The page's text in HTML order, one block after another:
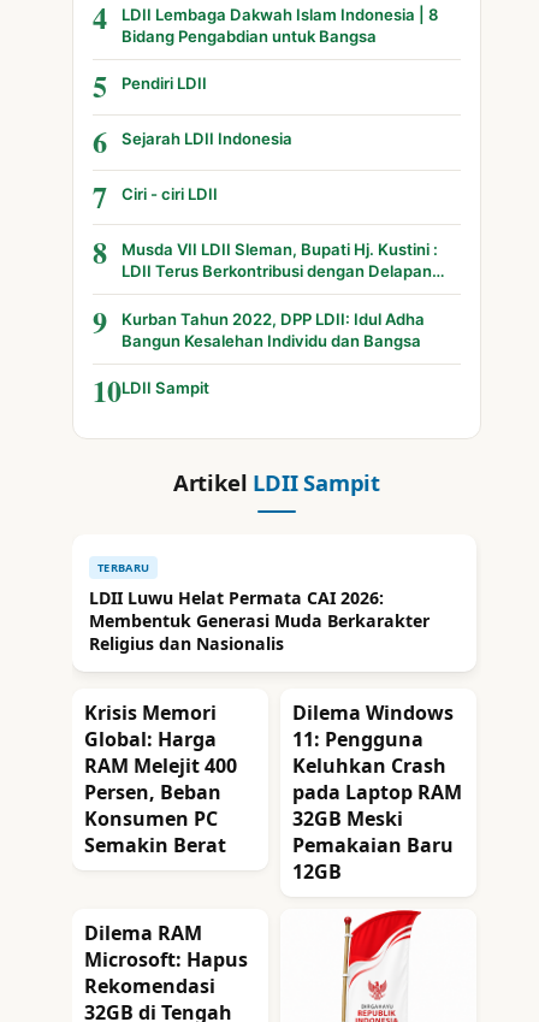
4
LDII Lembaga Dakwah Islam Indonesia | 8
Bidang Pengabdian untuk Bangsa
5 Pendiri LDII
6 Sejarah LDII Indonesia
7 Ciri - ciri LDII
8
Musda VII LDII Sleman, Bupati Hj. Kustini :
LDII Terus Berkontribusi dengan Delapan
Bidang
9
Kurban Tahun 2022, DPP LDII: Idul Adha
Bangun Kesalehan Individu dan Bangsa
10LDII Sampit
Artikel LDII Sampit
TERBARU
LDII Luwu Helat Permata CAI 2026:
Membentuk Generasi Muda Berkarakter
Religius dan Nasionalis
Krisis Memori
Global: Harga
RAM Melejit 400
Persen, Beban
Konsumen PC
Semakin Berat
Dilema Windows
11: Pengguna
Keluhkan Crash
pada Laptop RAM
32GB Meski
Pemakaian Baru
12GB
Dilema RAM
Microsoft: Hapus
Rekomendasi
32GB di Tengah